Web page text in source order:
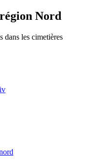
Nord
dans les cimetières